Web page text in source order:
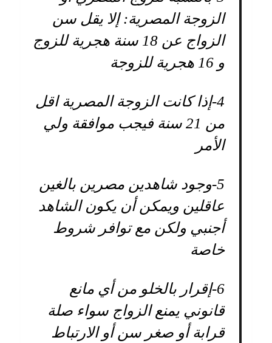
الزوجة المصرية: إلا يقل سن
الزواج عن 18 سنة هجرية للزوج
و 16 هجرية للزوجة
4- إذا كانت الزوجة المصرية اقل
من 21 سنة فيجب موافقة ولي
الأمر
5- وجود شاهدين مصرين بالغين
عاقلين ويمكن أن يكون الشاهد
أجنبي ولكن مع توافر شروط
خاصة
6- إقرار بالخلو من أي مانع
قانوني يمنع الزواج سواء صلة
قرابة أو صغر سن أو الارتباط